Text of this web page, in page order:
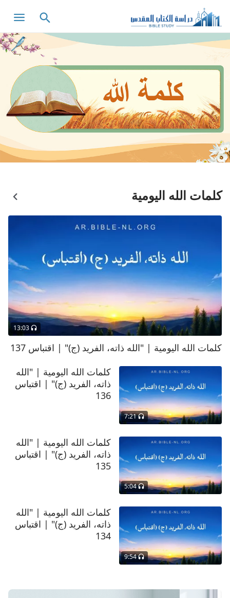
كلمات الله اليومية
13:03
كلمات الله اليومية | "الله ذاته، الفريد (ج)" | اقتباس 137
7:21
كلمات الله اليومية | "الله
ذاته، الفريد (ج)" | اقتباس
136
5:04
كلمات الله اليومية | "الله
ذاته، الفريد (ج)" | اقتباس
135
9:54
كلمات الله اليومية | "الله
ذاته، الفريد (ج)" | اقتباس
134